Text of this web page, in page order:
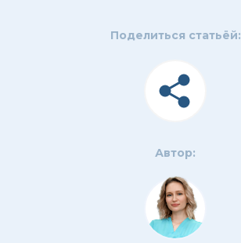
Поделиться статьёй:
Автор: